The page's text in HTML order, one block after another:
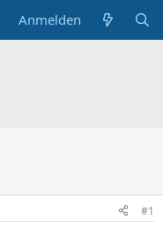
Anmelden
#1